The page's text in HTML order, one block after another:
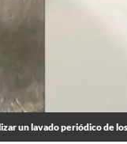
un lavado periódico de